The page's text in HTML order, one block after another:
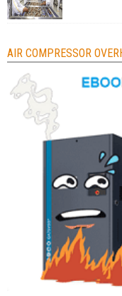
AIR COMPRESSOR